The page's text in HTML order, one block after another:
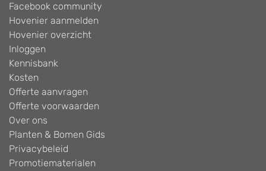
Facebook community
Hovenier aanmelden
Hovenier overzicht
Inloggen
Kennisbank
Kosten
Offerte aanvragen
Offerte voorwaarden
Over ons
Planten & Bomen Gids
Privacybeleid
Promotiematerialen